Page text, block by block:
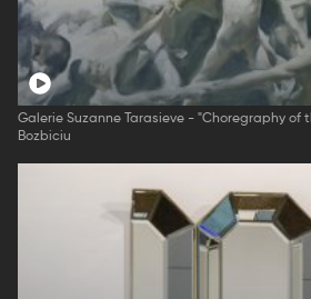
Galerie Suzanne Tarasieve - "Choregraphy of
Bozbiciu